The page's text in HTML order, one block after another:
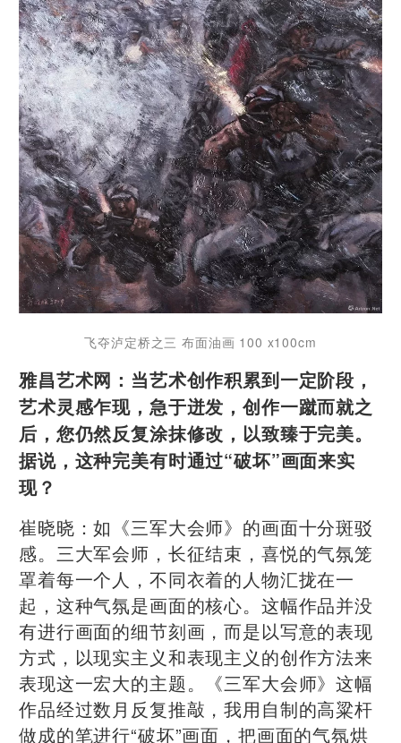
飞夺泸定桥之三 布面油画 100 x100cm
雅昌艺术网：当艺术创作积累到一定阶段，
艺术灵感乍现，急于迸发，创作一蹴而就之
后，您仍然反复涂抹修改，以致臻于完美。
据说，这种完美有时通过“破坏”画面来实
现？
崔晓晓：如《三军大会师》的画面十分斑驳
感。三大军会师，长征结束，喜悦的气氛笼
罩着每一个人，不同衣着的人物汇拢在一
起，这种气氛是画面的核心。这幅作品并没
有进行画面的细节刻画，而是以写意的表现
方式，以现实主义和表现主义的创作方法来
表现这一宏大的主题。《三军大会师》这幅
作品经过数月反复推敲，我用自制的高粱杆
做成的笔进行“破坏”画面，把画面的气氛烘